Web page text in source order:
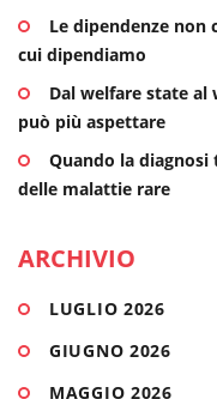
Le dipendenze non
cui dipendiamo
Dal welfare state al
può più aspettare
Quando la
delle malattie rare
ARCHIVIO
LUGLIO 2026
GIUGNO 2026
MAGGIO 2026